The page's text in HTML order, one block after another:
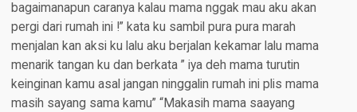
bagaimanapun caranya kalau mama nggak mau aku akan
pergi dari rumah ini !” kata ku sambil pura pura marah
menjalan kan aksi ku lalu aku berjalan kekamar lalu mama
menarik tangan ku dan berkata ” iya deh mama turutin
keinginan kamu asal jangan ninggalin rumah ini plis mama
masih sayang sama kamu” “Makasih mama saayang